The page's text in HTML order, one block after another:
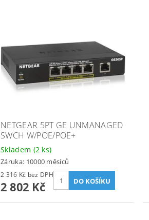
NETGEAR 5PT GE UNMANAGED
SWCH W/POE/POE+
Skladem (2 ks)
Záruka: 10000 měsíců
2 316 Kč bez DPH
2 802 Kč